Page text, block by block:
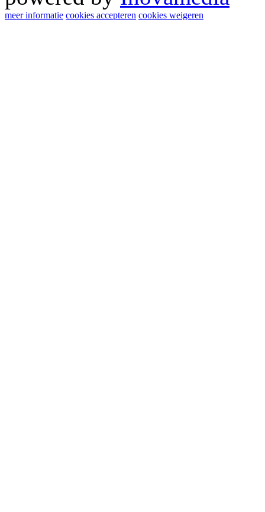
meer informatie cookies accepteren cookies weigeren